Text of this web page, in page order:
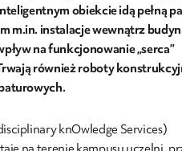
obiekcie idą pełną
m.in. instalacje wewnątrz
na funkcjonowanie „serca”
również roboty
knOwledge Services)